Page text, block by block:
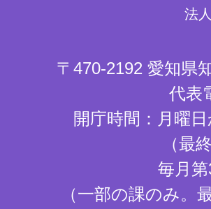
法
〒470-2192 愛知県
代表
開庁時間：月曜
（最
毎月
（一部の課のみ。